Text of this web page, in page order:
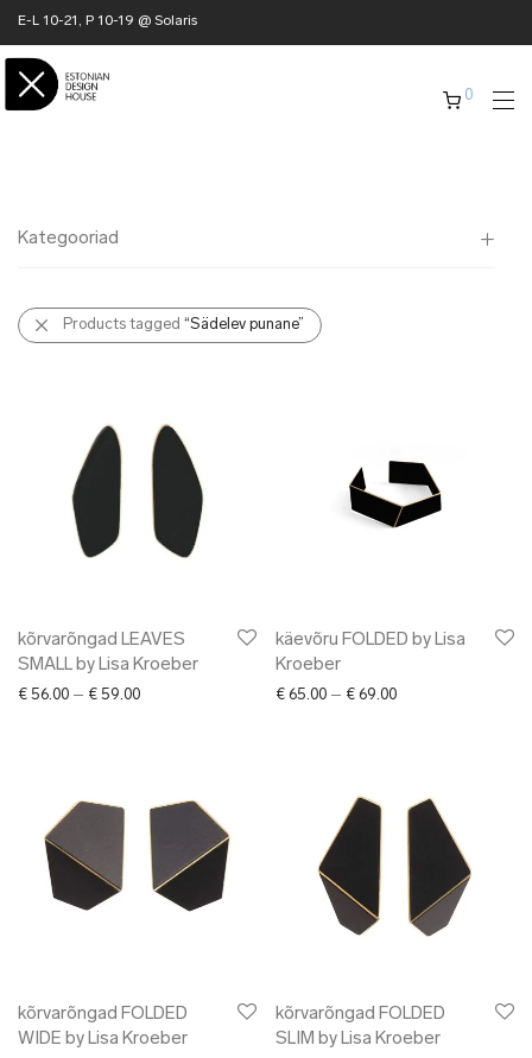
E-L 10-21, P 10-19 @ Solaris
0
Kategooriad
Kõik
✖ KODU
✖ KINGITUSED
✖ ONLY @ EDH
✖ LÕPUMÜÜK
Products tagged “Sädelev punane”
kõrvarõngad LEAVES
SMALL by Lisa Kroeber
€ 56.00 – € 59.00Price range: € 56.00 through € 59.00
käevõru FOLDED by Lisa
Kroeber
€ 65.00 – € 69.00Price range: €
kõrvarõngad FOLDED
WIDE by Lisa Kroeber
kõrvarõngad FOLDED
SLIM by Lisa Kroeber